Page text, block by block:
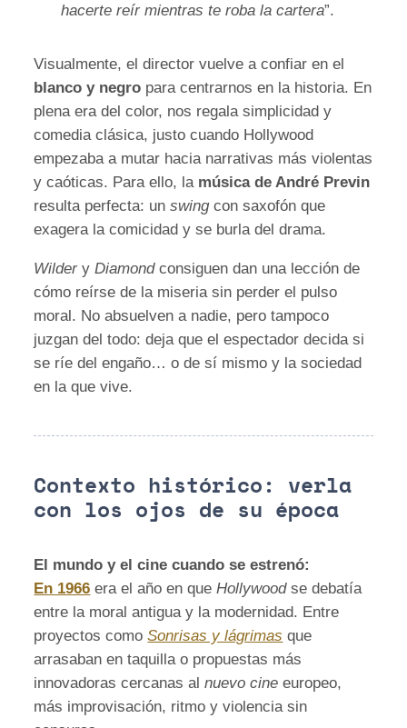
hacerte reír mientras te roba la cartera”.
Visualmente, el director vuelve a confiar en el
blanco y negro para centrarnos en la historia. En
plena era del color, nos regala simplicidad y
comedia clásica, justo cuando Hollywood
empezaba a mutar hacia narrativas más violentas
y caóticas. Para ello, la música de André Previn
resulta perfecta: unswingcon saxofón que
exagera la comicidad y se burla del drama.
WilderyDiamondconsiguen dan una lección de
cómo reírse de la miseria sin perder el pulso
moral. No absuelven a nadie, pero tampoco
juzgan del todo: deja que el espectador decida si
se ríe del engaño… o de sí mismo y la sociedad
en la que vive.
Contexto histórico: verla
con los ojos de su época
El mundo y el cine cuando se estrenó:
En 1966 era el año en queHollywoodse debatía
entre la moral antigua y la modernidad. Entre
proyectos comoSonrisas y lágrimas que
arrasaban en taquilla o propuestas más
innovadoras cercanas alnuevo cine europeo,
más improvisación, ritmo y violencia sin